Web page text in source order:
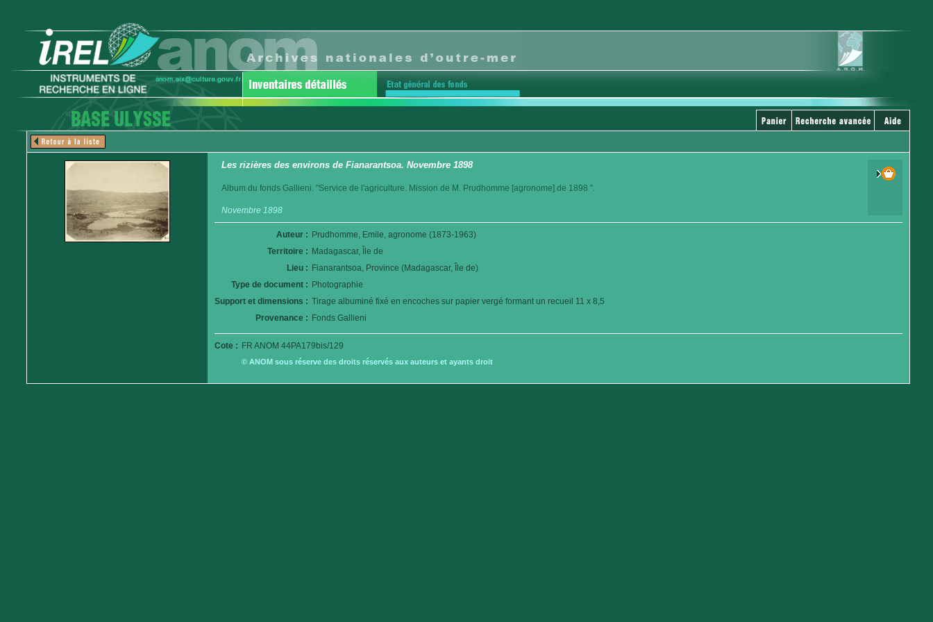
Les rizières des environs de Fianarantsoa. Novembre 1898
Album du fonds Gallieni. "Service de l'agriculture. Mission de M. Prudhomme [agronome] de 1898 ".
Novembre 1898
Auteur : Prudhomme, Emile, agronome (1873-1963)
Territoire : Madagascar, Île de
Lieu : Fianarantsoa, Province (Madagascar, Île de)
Type de document : Photographie
Support et dimensions : Tirage albuminé fixé en encoches sur papier vergé formant un recueil 11 x 8,5
Provenance : Fonds Gallieni
Cote : FR ANOM 44PA179bis/129
© ANOM sous réserve des droits réservés aux auteurs et ayants droit